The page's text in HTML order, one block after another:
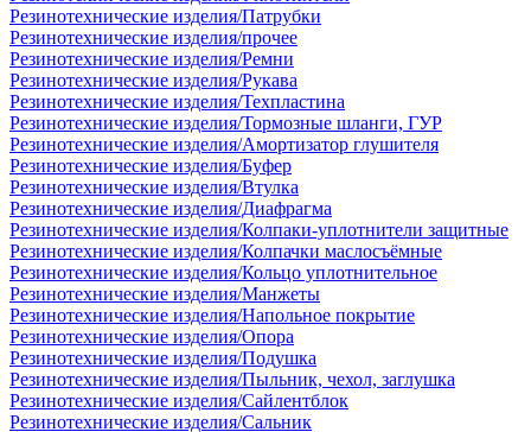
Резинотехнические изделия/Патрубки
Резинотехнические изделия/прочее
Резинотехнические изделия/Ремни
Резинотехнические изделия/Рукава
Резинотехнические изделия/Техпластина
Резинотехнические изделия/Тормозные шланги, ГУР
Резинотехнические изделия/Амортизатор глушителя
Резинотехнические изделия/Буфер
Резинотехнические изделия/Втулка
Резинотехнические изделия/Диафрагма
Резинотехнические изделия/Колпаки-уплотнители защитные
Резинотехнические изделия/Колпачки маслосъёмные
Резинотехнические изделия/Кольцо уплотнительное
Резинотехнические изделия/Манжеты
Резинотехнические изделия/Напольное покрытие
Резинотехнические изделия/Опора
Резинотехнические изделия/Подушка
Резинотехнические изделия/Пыльник, чехол, заглушка
Резинотехнические изделия/Сайлентблок
Резинотехнические изделия/Сальник